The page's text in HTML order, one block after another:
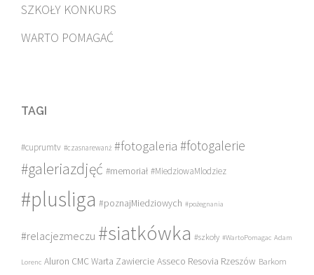
SZKOŁY KONKURS
WARTO POMAGAĆ
TAGI
#cuprumtv #czasnarewanż #fotogaleria #fotogalerie
#galeriazdjęć #memoriał #MiedziowaMlodziez
#plusliga #poznajMiedziowych #pożegnania
#relacjezmeczu #siatkówka #szkoły #WartoPomagac Adam
Lorenc Aluron CMC Warta Zawiercie Asseco Resovia Rzeszów Barkom